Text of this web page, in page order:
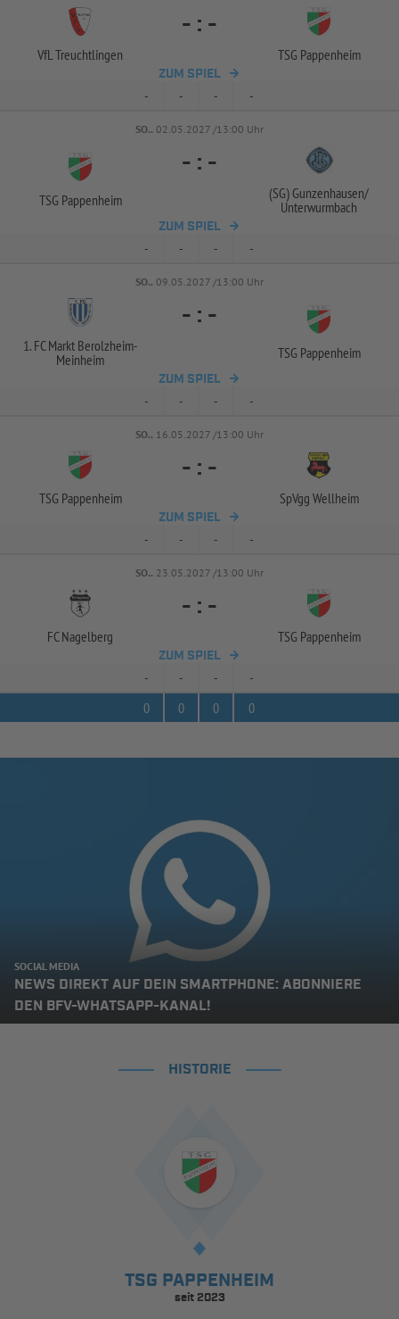
VfL Treuchtlingen
- : -
TSG Pappenheim
ZUM SPIEL
- - - -
SO.. 02.05.2027 /13:00 Uhr
TSG Pappenheim
- : -
(SG) Gunzenhausen/
Unterwurmbach
ZUM SPIEL
- - - -
SO.. 09.05.2027 /13:00 Uhr
1. FC Markt Berolzheim-
Meinheim
- : -
TSG Pappenheim
ZUM SPIEL
- - - -
SO.. 16.05.2027 /13:00 Uhr
TSG Pappenheim
- : -
SpVgg Wellheim
ZUM SPIEL
- - - -
SO.. 23.05.2027 /13:00 Uhr
FC Nagelberg
- : -
TSG Pappenheim
ZUM SPIEL
- - -
-
0
0 0 0
SOCIAL MEDIA
NEWS DIREKT AUF DEIN SMARTPHONE: ABONNIERE
DEN BFV-WHATSAPP-KANAL!
HISTORIE
TSG PAPPENHEIM
seit 2023